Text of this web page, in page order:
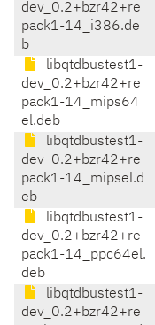
dev_0.2+bzr42+re
pack1-14_i386.de
b
libqtdbustest1-
dev_0.2+bzr42+re
pack1-14_mips64
el.deb
libqtdbustest1-
dev_0.2+bzr42+re
pack1-14_mipsel.d
eb
libqtdbustest1-
dev_0.2+bzr42+re
pack1-14_ppc64el.
deb
libqtdbustest1-
dev_0.2+bzr42+re